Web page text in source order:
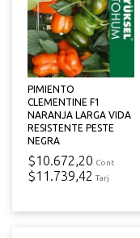
PIMIENTO
CLEMENTINE F1
NARANJA LARGA VIDA
RESISTENTE PESTE
NEGRA
$10.672,20 Cont
$11.739,42 Tarj